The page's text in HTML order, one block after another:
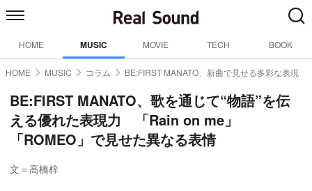
HOME MUSIC MOVIE TECH BOOK
HOME MUSIC コラム BE:FIRST MANATO、新曲で見せる多彩な表現
BE:FIRST MANATO、歌を通じて“物語”を伝
える優れた表現力 「Rain on me」
「ROMEO」で見せた異なる表情
文＝高橋梓